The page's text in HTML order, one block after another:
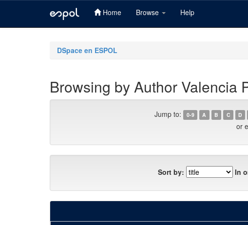
Home Browse Help
DSpace en ESPOL
Browsing by Author Valencia
Jump to: 0-9 A B C D
or
Sort by: In